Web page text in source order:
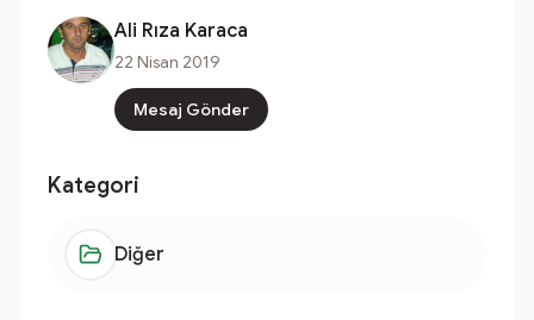
Ali Rıza Karaca
22 Nisan 2019
Mesaj Gönder
Kategori
Diğer